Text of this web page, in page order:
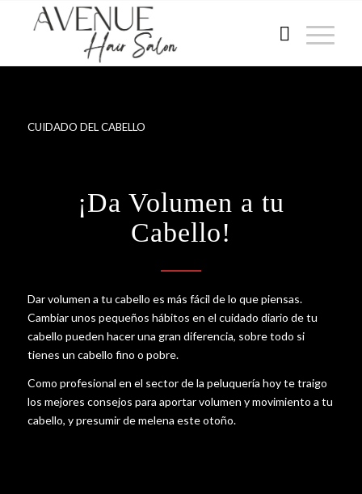
CUIDADO DEL CABELLO
¡Da Volumen a tu
Cabello!
Dar volumen a tu cabello es más fácil de lo que piensas.
Cambiar unos pequeños hábitos en el cuidado diario de tu
cabello pueden hacer una gran diferencia, sobre todo si
tienes un cabello fino o pobre.
Como profesional en el sector de la peluquería hoy te traigo
los mejores consejos para aportar volumen y movimiento a tu
cabello, y presumir de melena este otoño.